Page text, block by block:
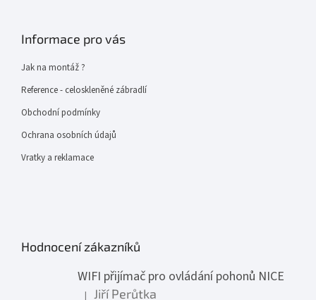
Informace pro vás
Jak na montáž ?
Reference - celoskleněné zábradlí
Obchodní podmínky
Ochrana osobních údajů
Vratky a reklamace
Hodnocení zákazníků
WIFI přijímač pro ovládání pohonů NICE
| Jiří Perůtka